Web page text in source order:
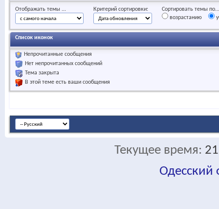
Отображать темы ... Критерий сортировки:
Сортировать темы по...
возрастанию
Список иконок
Непрочитанные сообщения
Нет непрочитанных сообщений
Тема закрыта
В этой теме есть ваши сообщения
Текущее время:
Одесский